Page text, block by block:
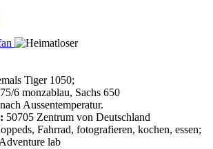
Tiger 1050;
6 monzablau, Sachs 650
Aussentemperatur.
50705 Zentrum von Deutschland
Fahrrad, fotografieren, kochen, essen;
lab